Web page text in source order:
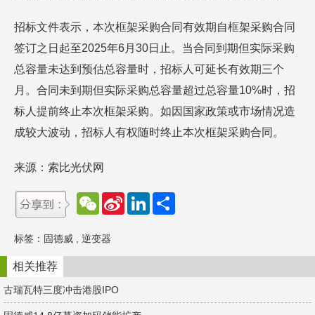
招标文件表示，本次框架采购合同有效期自框架采购合同
签订之日起至2025年6月30日止。当合同到期但实际采购
总容量未达到预估总容量时，招标人可延长有效期三个
月。合同未到期但实际采购总容量超过总容量10%时，招
标人提前终止本次框架采购。如因国家政策或市场情况造
成较大波动，招标人有权随时终止本次框架采购合同。
来源：索比光伏网
W
e
h
a
t
S
e
b
L
d
n
标签： 固德威 逆变器
相关推荐
古瑞瓦特三度冲击港股IPO